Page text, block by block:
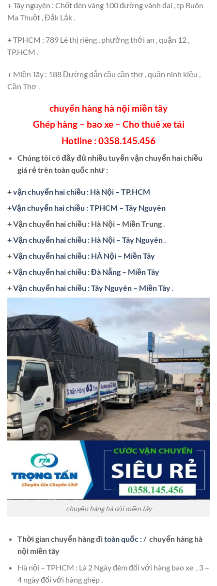
+ Tây nguyên : Chốt đèn vàng 100 đường vành đai , tp Buôn
Ma Thuột , Đắk Lắk .
+ TPHCM : 789 Lê thị riêng , phường thới an , quận 12 ,
TP.HCM .
+ Miền Tây : 188 Đường dẫn cầu cần thơ , quận ninh kiều ,
Cần Thơ .
chuyển hàng hà nội miền tây
Ghép hàng – bao xe – Cho thuê xe tải
Hotline : 0358.145.456
Chúng tôi có đầy đủ nhiều tuyến vận chuyển hai chiều
giá rẻ trên toàn quốc như :
+vận chuyển hai chiều : Hà Nội – TP.HCM
+Vận chuyển hai chiều : TPHCM – Tây Nguyên
+ Vận chuyển hai chiều : Hà Nội – Miền Trung .
+ Vận chuyển hai chiều : Hà Nội – Tây Nguyên .
+Vận chuyển hai chiều : HÀ Nội – Miền Tây
+Vận chuyển hai chiều : Đà Nẵng – Miền Tây
+Vận chuyển hai chiều : Tây Nguyên – Miền Tây .
chuyển hàng hà nội miền tây
Thời gian chuyển hàng đitoàn quốc :/ chuyển hàng hà
nội miền tây
Hà nội – TPHCM : Là 2 Ngày đêm đối với hàng bao xe , 3 –
4 ngày đối với hàng ghép .